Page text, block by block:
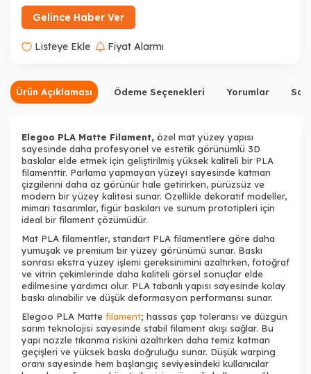
Gelince Haber Ver
Listeye Ekle Fiyat Alarmı
Ürün Açıklaması Ödeme Seçenekleri Yorumlar
Elegoo PLA Matte Filament, özel mat yüzey yapısı
sayesinde daha profesyonel ve estetik görünümlü 3D
baskılar elde etmek için geliştirilmiş yüksek kaliteli bir PLA
filamenttir. Parlama yapmayan yüzeyi sayesinde katman
çizgilerini daha az görünür hale getirirken, pürüzsüz ve
modern bir yüzey kalitesi sunar. Özellikle dekoratif modeller,
mimari tasarımlar, figür baskıları ve sunum prototipleri için
ideal bir filament çözümüdür.
Mat PLA filamentler, standart PLA filamentlere göre daha
yumuşak ve premium bir yüzey görünümü sunar. Baskı
sonrası ekstra yüzey işlemi gereksinimini azaltırken, fotoğraf
ve vitrin çekimlerinde daha kaliteli görsel sonuçlar elde
edilmesine yardımcı olur. PLA tabanlı yapısı sayesinde kolay
baskı alınabilir ve düşük deformasyon performansı sunar.
Elegoo PLA Matte filament; hassas çap toleransı ve düzgün
sarım teknolojisi sayesinde stabil filament akışı sağlar. Bu
yapı nozzle tıkanma riskini azaltırken daha temiz katman
geçişleri ve yüksek baskı doğruluğu sunar. Düşük warping
oranı sayesinde hem başlangıç seviyesindeki kullanıcılar